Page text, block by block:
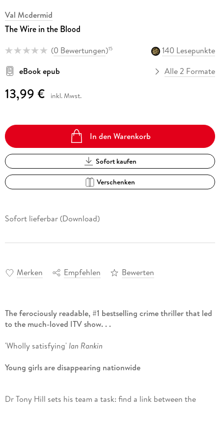
Val Mcdermid
The Wire in the Blood
(0 Bewertungen)15
140 Lesepunkte
eBook epub
Alle 2 Formate
13,99 € inkl. Mwst.
In den Warenkorb
Sofort kaufen
Verschenken
Sofort lieferbar (Download)
Merken Empfehlen Bewerten
The ferociously readable, #1 bestselling crime thriller that led
to the much-loved ITV show. . .
'Wholly satisfying' Ian Rankin
Young girls are disappearing nationwide
Dr Tony Hill sets his team a task: find a link between the